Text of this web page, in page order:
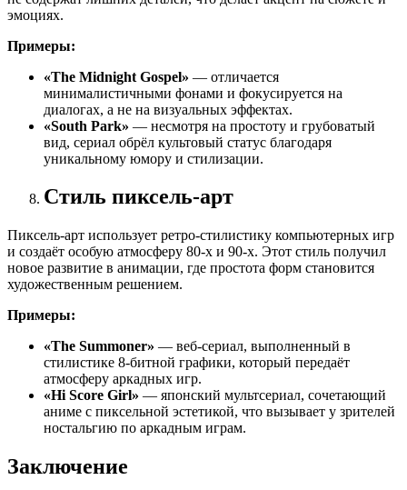
эмоциях.
Примеры:
«The Midnight Gospel» — отличается
минималистичными фонами и фокусируется на
диалогах, а не на визуальных эффектах.
«South Park» — несмотря на простоту и грубоватый
вид, сериал обрёл культовый статус благодаря
уникальному юмору и стилизации.
Стиль пиксель-арт
Пиксель-арт использует ретро-стилистику компьютерных игр
и создаёт особую атмосферу 80-х и 90-х. Этот стиль получил
новое развитие в анимации, где простота форм становится
художественным решением.
Примеры:
«The Summoner» — веб-сериал, выполненный в
стилистике 8-битной графики, который передаёт
атмосферу аркадных игр.
«Hi Score Girl» — японский мультсериал, сочетающий
аниме с пиксельной эстетикой, что вызывает у зрителей
ностальгию по аркадным играм.
Заключение